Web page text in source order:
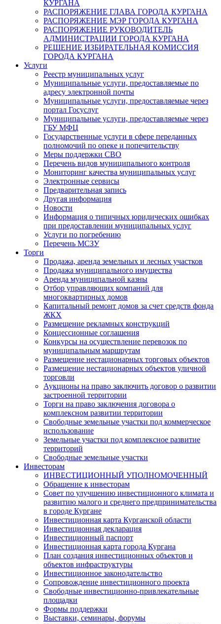
КУРГАНА
РАСПОРЯЖЕНИЕ ГЛАВА ГОРОДА КУРГАНА
РАСПОРЯЖЕНИЕ МЭР ГОРОДА КУРГАНА
РАСПОРЯЖЕНИЕ РУКОВОДИТЕЛЬ
АДМИНИСТРАЦИИ ГОРОДА КУРГАНА
РЕШЕНИЕ ИЗБИРАТЕЛЬНАЯ КОМИССИЯ
ГОРОДА КУРГАНА
Услуги
Реестр муниципальных услуг
Муниципальные услуги, предоставляемые по
адресу электронной почты
Муниципальные услуги, предоставляемые через
портал Госуслуг
Муниципальные услуги, предоставляемые через
ГБУ МФЦ
Государственные услуги в сфере переданных
полномочий по опеке и попечительству
Меры поддержки СВО
Перечень видов муниципального контроля
Мониторинг качества муниципальных услуг
Электронные сервисы
Предварительная запись
Другая информация
Новости
Информация о типичных юридических ошибках
при предоставлении муниципальных услуг
Услуги по погребению
Перечень МСЗУ
Торги
Продажа, аренда земельных и лесных участков
Продажа муниципального имущества
Аренда муниципальной казны
Отбор управляющих компаний для
многоквартирных домов
Капитальный ремонт домов за счет средств фонда
ЖКХ
Размещение рекламных конструкций
Концессионные соглашения
Конкурсы на осуществление перевозок по
муниципальным маршрутам
Размещение нестационарных торговых объектов
Размещение нестационарных объектов уличной
торговли
Аукционы на право заключить договор о развитии
застроенной территории
Торги на право заключения договора о
комплексном развитии территории
Свободные земельные участки под коммерческое
использование
Земельные участки под комплексное развитие
территорий
Свободные земельные участки
Инвесторам
ИНВЕСТИЦИОННЫЙ УПОЛНОМОЧЕННЫЙ
Обращение к инвесторам
Совет по улучшению инвестиционного климата и
развитию малого и среднего предпринимательства
в городе Кургане
Инвестиционная карта Курганской области
Инвестиционная декларация
Инвестиционный паспорт
Инвестиционная карта города Кургана
План создания инвестиционных объектов и
объектов инфраструктуры
Инвестиционное законодательство
Сопровождение инвестиционного проекта
Свободные инвестиционно-привлекательные
площадки
Формы поддержки
Выставки, семинары, форумы